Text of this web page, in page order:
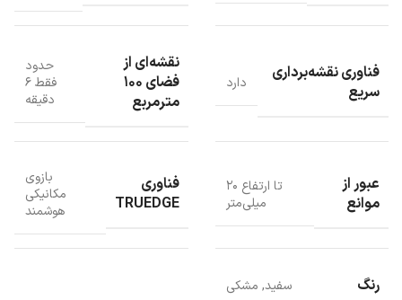
فناوری نقشه‌برداری
سریع
دارد
نقشه‌ای از
فضای ۱۰۰
مترمربع
حدود
فقط ۶
دقیقه
عبور از
موانع
تا ارتفاع ۲۰
میلی‌متر
فناوری
TRUEDGE
بازوی
مکانیکی
هوشمند
رنگ سفید, مشکی